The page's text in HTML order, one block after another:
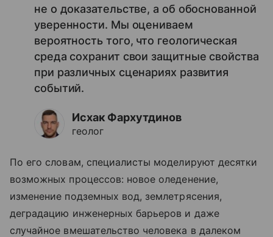
не о доказательстве, а об обоснованной
уверенности. Мы оцениваем
вероятность того, что геологическая
среда сохранит свои защитные свойства
при различных сценариях развития
событий.
Исхак Фархутдинов
геолог
По его словам, специалисты моделируют десятки
возможных процессов: новое оледенение,
изменение подземных вод, землетрясения,
деградацию инженерных барьеров и даже
случайное вмешательство человека в далеком